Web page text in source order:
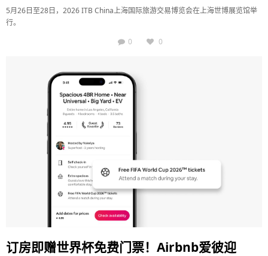
5月26日至28日，2026 ITB China上海国际旅游交易博览会在上海世博展览馆举
行。
0
0
订房即赠世界杯免费门票！Airbnb爱彼迎